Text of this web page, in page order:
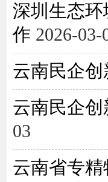
深圳生态
作 2026-03-
云南民企
云南民企
03
云南省专